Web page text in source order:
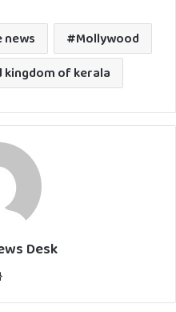
news
Mollywood
kingdom of kerala
Desk